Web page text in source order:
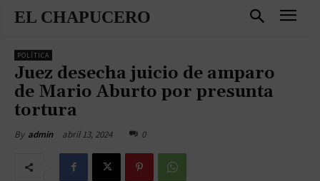
EL CHAPUCERO
POLÍTICA
Juez desecha juicio de amparo
de Mario Aburto por presunta
tortura
By admin abril 13, 2024 0